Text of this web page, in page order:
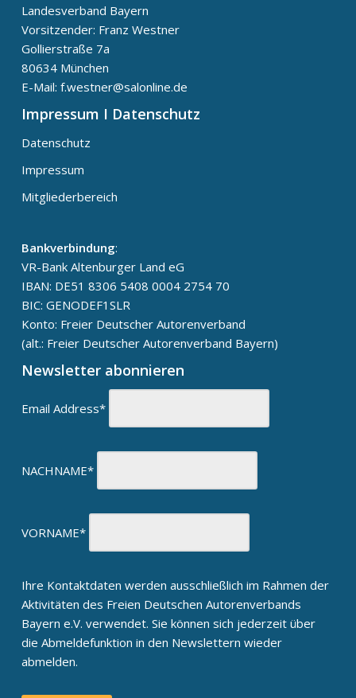
Landesverband Bayern
Vorsitzender: Franz Westner
Gollierstraße 7a
80634 München
E-Mail: f.westner@salonline.de
Impressum I Datenschutz
Datenschutz
Impressum
Mitgliederbereich
Bankverbindung:
VR-Bank Altenburger Land eG
IBAN: DE51 8306 5408 0004 2754 70
BIC: GENODEF1SLR
Konto: Freier Deutscher Autorenverband
(alt.: Freier Deutscher Autorenverband Bayern)
Newsletter abonnieren
Email Address*
NACHNAME*
VORNAME*
Ihre Kontaktdaten werden ausschließlich im Rahmen der
Aktivitäten des Freien Deutschen Autorenverbands
Bayern e.V. verwendet. Sie können sich jederzeit über
die Abmeldefunktion in den Newslettern wieder
abmelden.